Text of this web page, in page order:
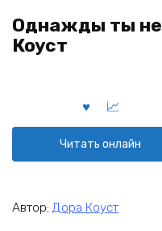
Однажды ты не
Коуст
Читать онлайн
Автор: Дора Коуст